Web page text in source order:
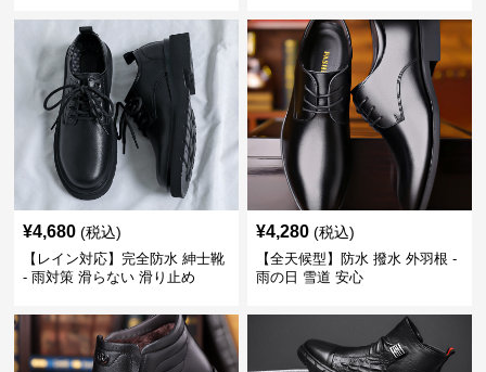
¥4,680 (税込)
【レイン対応】完全防水 紳士靴
- 雨対策 滑らない 滑り止め
¥4,280 (税込)
【全天候型】防水 撥水 外羽根 -
雨の日 雪道 安心